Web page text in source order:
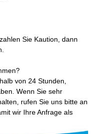
Sie Kaution, dann
von 24 Stunden,
Wenn Sie sehr
rufen Sie uns bitte an
wir Ihre Anfrage als